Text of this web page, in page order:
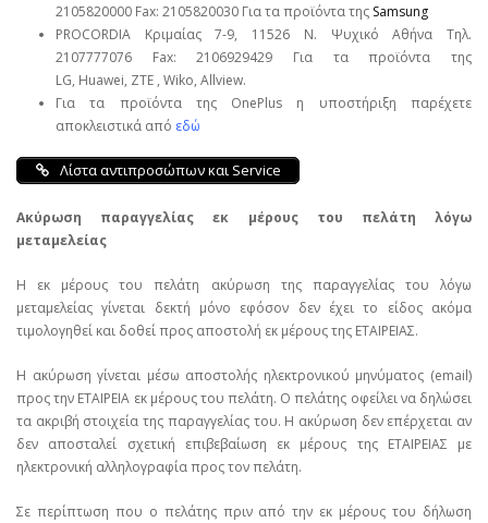
2105820000 Fax: 2105820030 Για τα προϊόντα της Samsung
PROCORDIA Κριμαίας 7-9, 11526 Ν. Ψυχικό Αθήνα Τηλ.
2107777076 Fax: 2106929429 Για τα προϊόντα της
LG, Huawei, ΖΤΕ , Wiko, Allview.
Για τα προϊόντα της OnePlus η υποστήριξη παρέχετε
αποκλειστικά από εδώ
Λίστα αντιπροσώπων και Service
Ακύρωση παραγγελίας εκ μέρους του πελάτη λόγω
μεταμελείας
Η εκ μέρους του πελάτη ακύρωση της παραγγελίας του λόγω
μεταμελείας γίνεται δεκτή μόνο εφόσον δεν έχει το είδος ακόμα
τιμολογηθεί και δοθεί προς αποστολή εκ μέρους της ΕΤΑΙΡΕΙΑΣ.
Η ακύρωση γίνεται μέσω αποστολής ηλεκτρονικού μηνύματος (email)
προς την ΕΤΑΙΡΕΙΑ εκ μέρους του πελάτη. Ο πελάτης οφείλει να δηλώσει
τα ακριβή στοιχεία της παραγγελίας του. Η ακύρωση δεν επέρχεται αν
δεν αποσταλεί σχετική επιβεβαίωση εκ μέρους της ΕΤΑΙΡΕΙΑΣ με
ηλεκτρονική αλληλογραφία προς τον πελάτη.
Σε περίπτωση που ο πελάτης πριν από την εκ μέρους του δήλωση